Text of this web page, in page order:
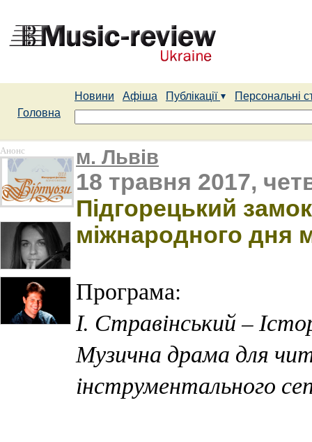
Новини Афіша Публікації
Персональні
Головна
Анонс м. Львів
18 травня 2017,
Підгорецький
міжнародного дня
Програма:
І. Стравінський –
Музична драма для
інструментального